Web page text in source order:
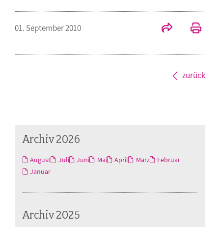
01. September 2010
zurück
Archiv 2026
August Juli Juni Mai April März
Februar
Januar
Archiv 2025